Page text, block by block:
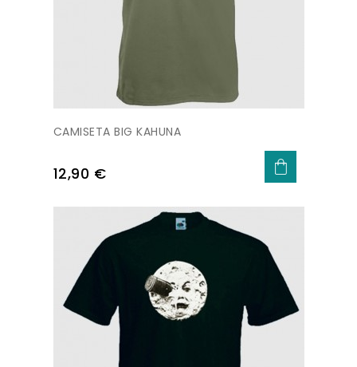
CAMISETA BIG KAHUNA
Precio
12,90 €